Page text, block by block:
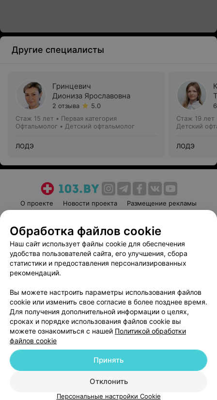
Другие специалисты
Гринцевич
Диониза Ярославовна
2 отзыва
5.0
Стаж 15 лет • Первая категория
Офтальмолог • Детский офтальмолог
ЛОДЭ
Стаж 19 лет
Детский
ЛОДЭ
О проекте Новости проекта
Размещение рекламы
Пользовательское соглашение
Способы оплаты
Вакансии
Партнеры
Написать руководителю 103.by
Обработка персональных данных
© 2026 ООО «Артокс Лаб», УНП 191700409
| 220012, Республика Беларусь,
Служба поддержки +375 291212755
Обработка файлов cookie
Наш сайт использует файлы cookie для обеспечения
удобства пользователей сайта, его улучшения, сбора
статистики и предоставления персонализированных
рекомендаций.
Вы можете настроить параметры использования файлов
cookie или изменить свое согласие в более позднее время.
Для получения дополнительной информации о целях,
сроках и порядке использования файлов cookie вы
можете ознакомиться с нашей Политикой обработки
файлов cookie
Отклонить
Принять
Персональные настройки Cookie